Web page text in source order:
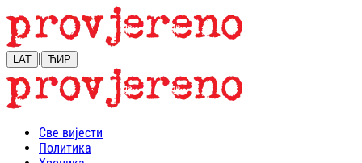
LAT | ЋИР
Све вијести
Политика